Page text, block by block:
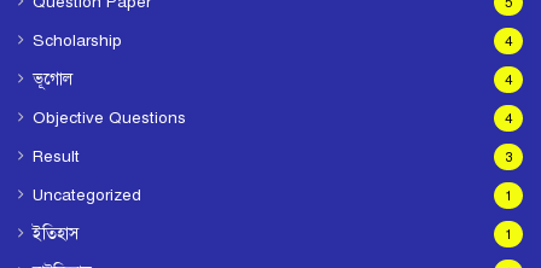
Scholarship 4
ভূগোল 4
Objective Questions 4
Result 3
Uncategorized 1
ইতিহাস 1